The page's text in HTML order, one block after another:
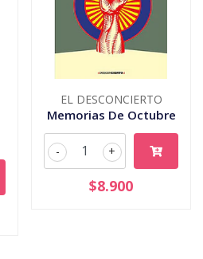
EL DESCONCIERTO
Memorias De Octubre
+
-
$8.900